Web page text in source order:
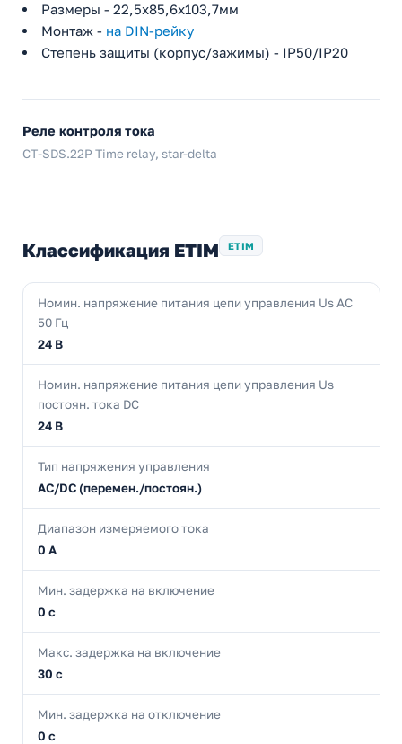
Размеры - 22,5х85,6х103,7мм
Монтаж - на DIN-рейку
Степень защиты (корпус/зажимы) - IP50/IP20
Реле контроля тока
CT-SDS.22P Time relay, star-delta
Классификация ETIM ETIM
Номин. напряжение питания цепи управления Us AC
50 Гц
24 В
Номин. напряжение питания цепи управления Us
постоян. тока DC
24 В
Тип напряжения управления
AC/DC (перемен./постоян.)
Диапазон измеряемого тока
0 А
Мин. задержка на включение
0 с
Макс. задержка на включение
30 с
Мин. задержка на отключение
0 с